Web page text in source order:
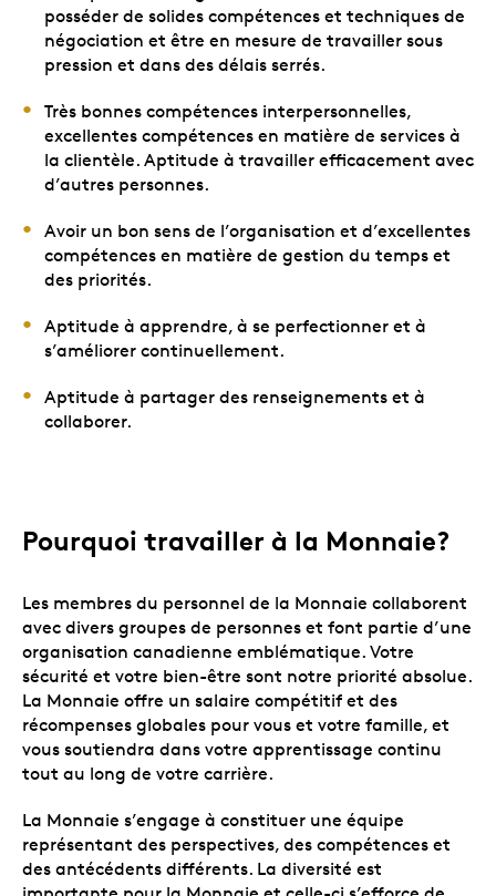
posséder de solides compétences et techniques de
négociation et être en mesure de travailler sous
pression et dans des délais serrés.
Très bonnes compétences interpersonnelles,
excellentes compétences en matière de services à
la clientèle. Aptitude à travailler efficacement avec
d’autres personnes.
Avoir un bon sens de l’organisation et d’excellentes
compétences en matière de gestion du temps et
des priorités.
Aptitude à apprendre, à se perfectionner et à
s’améliorer continuellement.
Aptitude à partager des renseignements et à
collaborer.
Pourquoi travailler à la Monnaie?
Les membres du personnel de la Monnaie collaborent
avec divers groupes de personnes et font partie d’une
organisation canadienne emblématique. Votre
sécurité et votre bien-être sont notre priorité absolue.
La Monnaie offre un salaire compétitif et des
récompenses globales pour vous et votre famille, et
vous soutiendra dans votre apprentissage continu
tout au long de votre carrière.
La Monnaie s’engage à constituer une équipe
représentant des perspectives, des compétences et
des antécédents différents. La diversité est